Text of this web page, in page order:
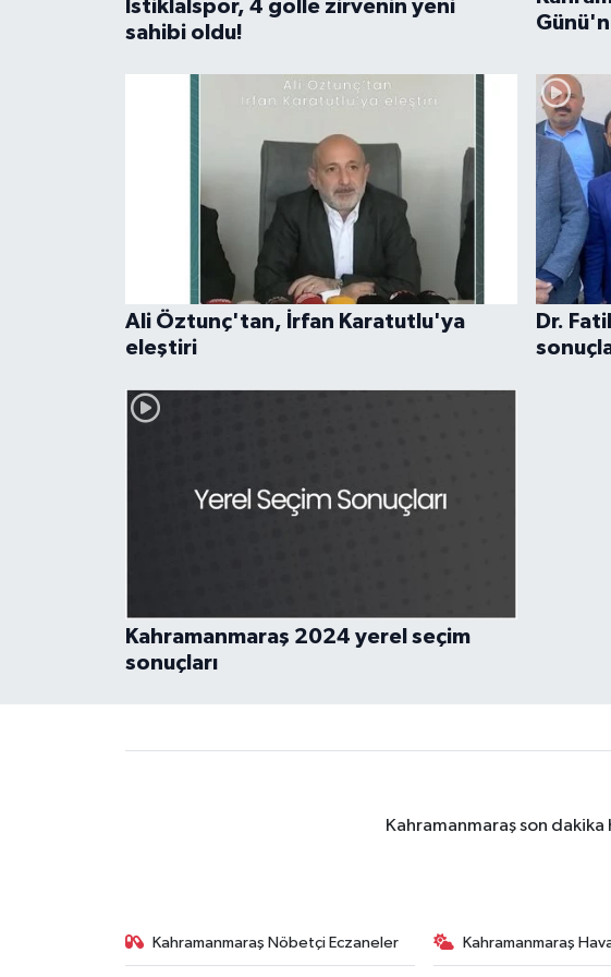
İstiklalspor, 4 golle zirvenin yeni
sahibi oldu!
Ali Öztunç'tan, İrfan Karatutlu'ya
eleştiri
Dr.
Kahramanmaraş 2024 yerel seçim
sonuçları
Kahramanmaraş son
Kahramanmaraş Nöbetçi Eczaneler Kahramanmaraş